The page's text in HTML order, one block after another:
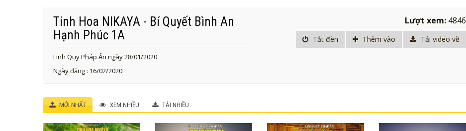
Tinh Hoa NIKAYA - Bí Quyết Bình An
Hạnh Phúc 1A
Linh Quy Pháp Ấn ngày 28/01/2020
Ngày đăng : 16/02/2020
Lượt xem: 4846
Tắt đèn Thêm vào Tải video về
MỚI NHẤT XEM NHIỀU TẢI NHIỀU